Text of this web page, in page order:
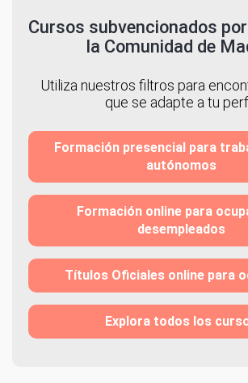
Cursos subvencionados por
la Comunidad de
Utiliza nuestros filtros para
que se adapte a tu
Formación presencial para
autónomos
Formación online para
desempleados
Títulos Oficiales online para
Explora todos los